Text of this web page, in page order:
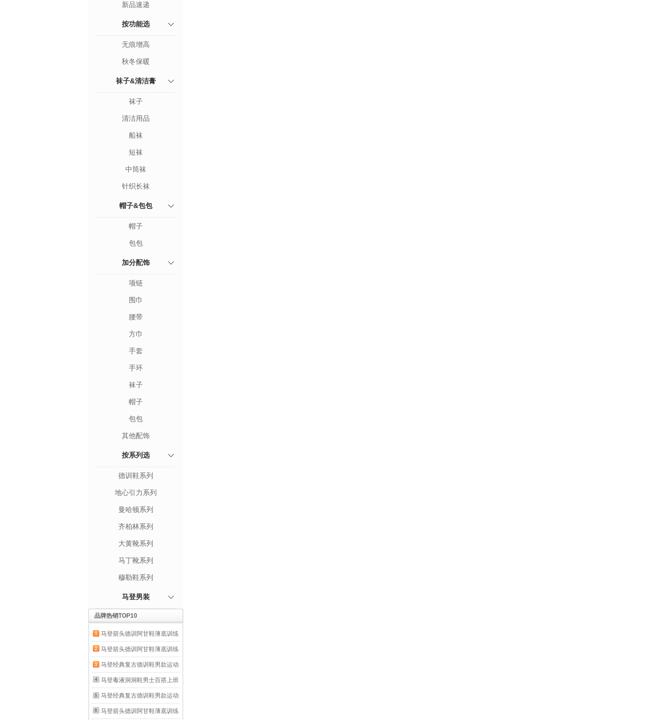
新品速递
按功能选
无痕增高
秋冬保暖
袜子&清洁膏
袜子
清洁用品
船袜
短袜
中筒袜
针织长袜
帽子&包包
帽子
包包
加分配饰
项链
围巾
腰带
方巾
手套
手环
袜子
帽子
包包
其他配饰
按系列选
德训鞋系列
地心引力系列
曼哈顿系列
齐柏林系列
大黄靴系列
马丁靴系列
穆勒鞋系列
马登男装
品牌热销TOP10
马登箭头德训阿甘鞋薄底训练
健身板鞋网面透气运动男士夏
季休闲鞋男鞋 米白色 【男士
休闲鞋/鞋子男款/男鞋春秋款/
情侣鞋】 41 男码-偏大一码
马登箭头德训阿甘鞋薄底训练
健身板鞋网面透气运动男士夏
季休闲鞋男鞋 米白色 【男士
休闲鞋/鞋子男款/男鞋春秋款/
情侣鞋】 42 男码-偏大一码
马登经典复古德训鞋男款运动
休闲板鞋小白鞋平底健身训练
阿甘鞋子 灰色 【经典款】百
搭舒适户外骑行鞋 42
马登毒液洞洞鞋男士百搭上班
通勤沙滩鞋户外穿全包头透气
涉水凉鞋夏 黑色（通勤/休
马登经典复古德训鞋男款运动
休闲板鞋小白鞋平底健身训练
马登箭头德训阿甘鞋薄底训练